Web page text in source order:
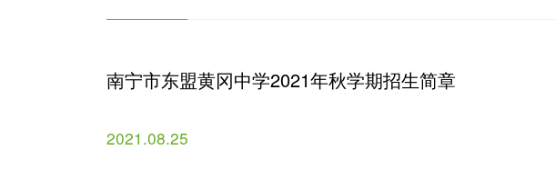
南宁市东盟黄冈中学2021年秋学期招生简章
2021.08.25